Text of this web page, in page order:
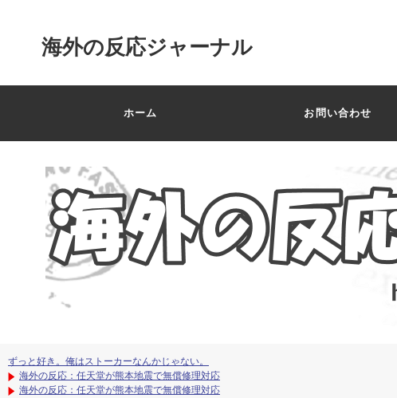
海外の反応ジャーナル
ホーム お問い合わせ
ずっと好き。俺はストーカーなんかじゃない。
海外の反応：任天堂が熊本地震で無償修理対応
海外の反応：任天堂が熊本地震で無償修理対応